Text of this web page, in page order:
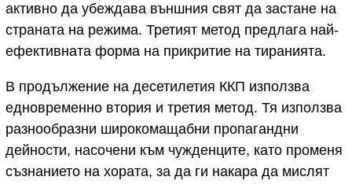
активно да убеждава външния свят да застане на
страната на режима. Третият метод предлага най-
ефективната форма на прикритие на тиранията.
В продължение на десетилетия ККП използва
едновременно втория и третия метод. Тя използва
разнообразни широкомащабни пропагандни
дейности, насочени към чужденците, като променя
съзнанието на хората, за да ги накара да мислят